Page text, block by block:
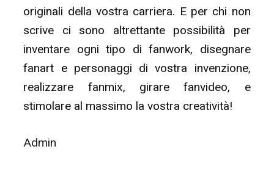
originali della vostra carriera. E per chi non
scrive ci sono altrettante possibilità per
inventare ogni tipo di fanwork, disegnare
fanart e personaggi di vostra invenzione,
realizzare fanmix, girare fanvideo, e
stimolare al massimo la vostra creatività!
Admin